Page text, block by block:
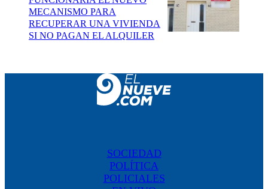
MECANISMO PARA
RECUPERAR UNA VIVIENDA
SI NO PAGAN EL ALQUILER
SOCIEDAD
POLÍTICA
POLICIALES